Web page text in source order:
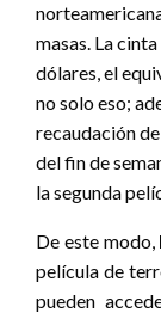
masas. La
dólares, el
no solo eso;
recaudación
del fin de
la segunda
De este modo,
película de
pueden